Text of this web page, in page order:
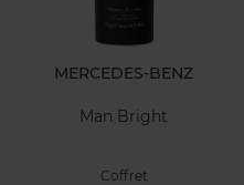
MERCEDES-BENZ
Man Bright
Coffret